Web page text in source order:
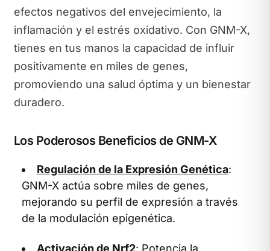
efectos negativos del envejecimiento, la
inflamación y el estrés oxidativo. Con GNM-X,
tienes en tus manos la capacidad de influir
positivamente en miles de genes,
promoviendo una salud óptima y un bienestar
duradero.
Los Poderosos Beneficios de GNM-X
Regulación de la Expresión Genética:
GNM-X actúa sobre miles de genes,
mejorando su perfil de expresión a través
de la modulación epigenética.
Activación de Nrf2: Potencia la